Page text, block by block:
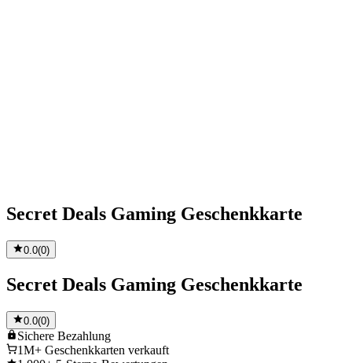
Secret Deals Gaming Geschenkkarte
0.0(0)
Secret Deals Gaming Geschenkkarte
0.0(0)
Sichere Bezahlung
1M+ Geschenkkarten verkauft